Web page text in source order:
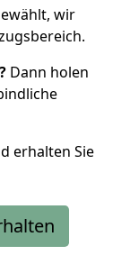
wir
Dann holen
erhalten Sie